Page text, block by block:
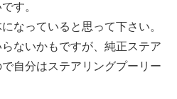
す。
なっていると思って下さい。
ないかもですが、純正ステア
自分はステアリングプーリー